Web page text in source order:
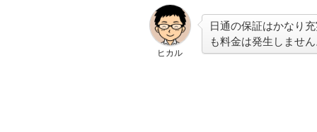
ヒカル
日通の保証はかなり
も料金は発生しませ